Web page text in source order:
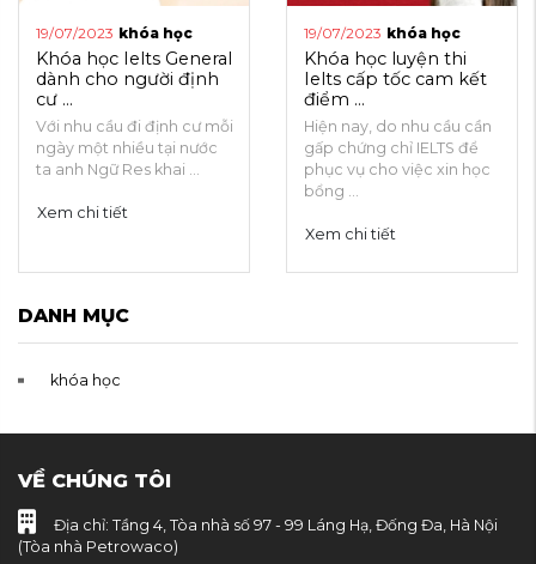
19/07/2023 khóa học
Khóa học Ielts General
dành cho người định
cư ...
Với nhu cầu đi định cư mỗi
ngày một nhiều tại nước
ta anh Ngữ Res khai ...
Xem chi tiết
19/07/2023 khóa học
Khóa học luyện thi
Ielts cấp tốc cam kết
điểm ...
Hiện nay, do nhu cầu cần
gấp chứng chỉ IELTS để
phục vụ cho việc xin học
bổng ...
Xem chi tiết
DANH MỤC
khóa học
VỀ CHÚNG TÔI
Địa chỉ: Tầng 4, Tòa nhà số 97 - 99 Láng Hạ, Đống Đa, Hà Nội
(Tòa nhà Petrowaco)